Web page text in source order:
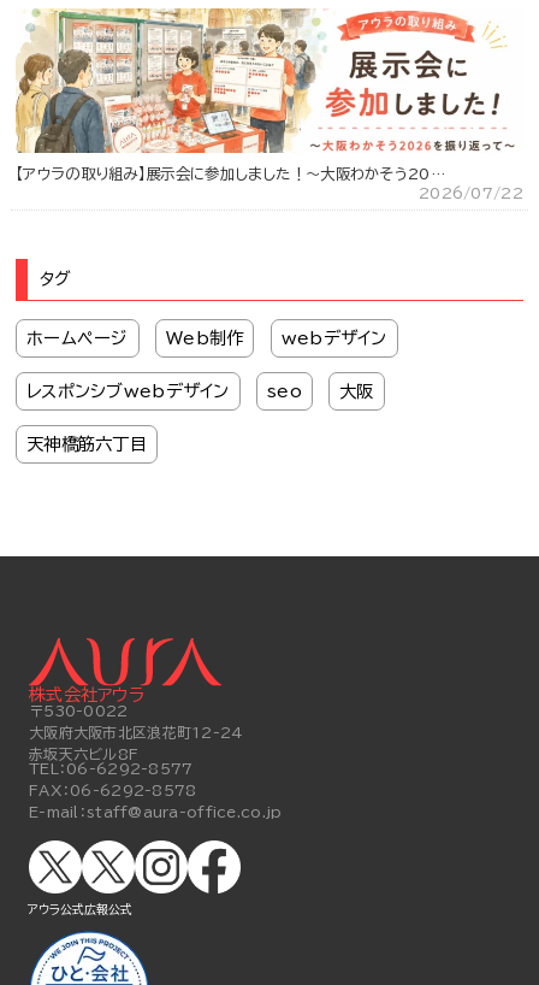
【アウラの取り組み】展示会に参加しました！～大阪わかそう20…
2026/07/22
タグ
ホームページ Web制作 webデザイン
レスポンシブwebデザイン seo 大阪
天神橋筋六丁目
株式会社アウラ
〒530-0022
大阪府大阪市北区浪花町12-24
赤坂天六ビル8F
TEL： 06-6292-8577
FAX： 06-6292-8578
E-mail： staff@aura-office.co.jp
アウラ公式 広報公式